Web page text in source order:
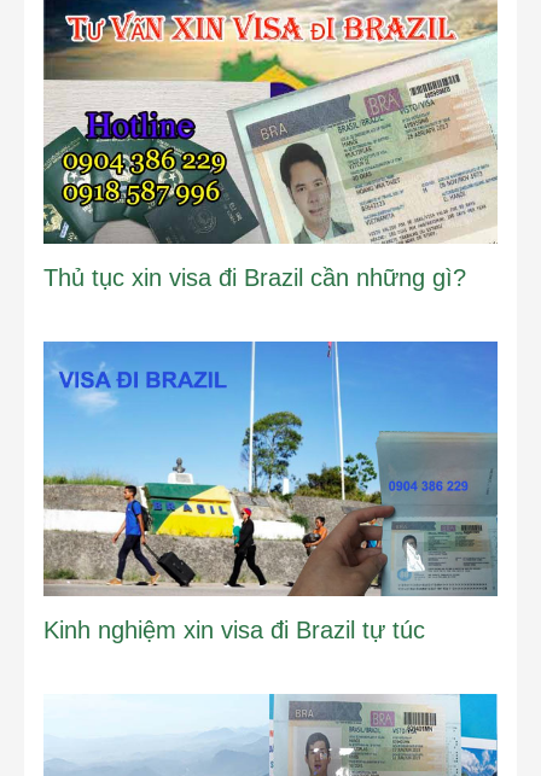
Thủ tục xin visa đi Brazil cần những gì?
Kinh nghiệm xin visa đi Brazil tự túc